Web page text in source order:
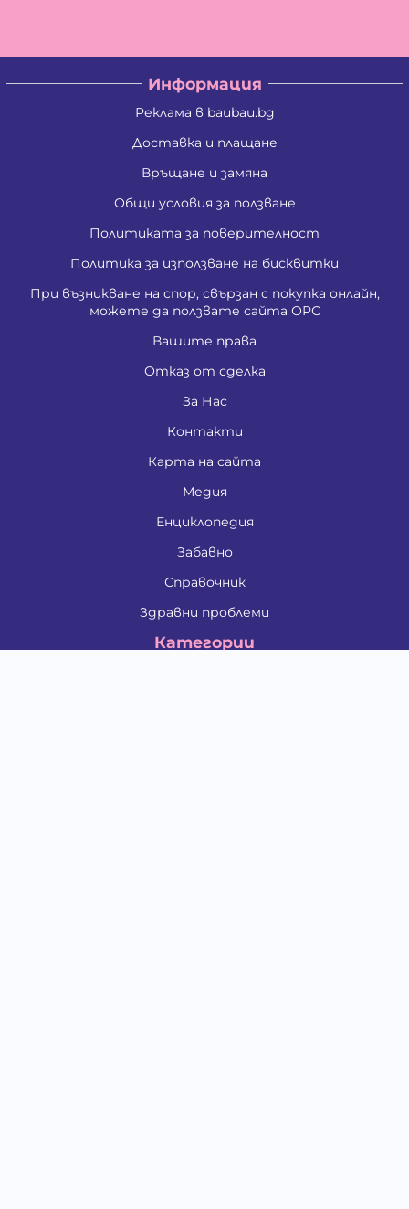
Информация
Реклама в baubau.bg
Доставка и плащане
Връщане и замяна
Общи условия за ползване
Политиката за поверителност
Политика за използване на бисквитки
При възникване на спор, свързан с покупка онлайн,
можете да ползвате сайта ОРС
Вашите права
Отказ от сделка
За Нас
Контакти
Карта на сайта
Медия
Енциклопедия
Забавно
Справочник
Здравни проблеми
Категории